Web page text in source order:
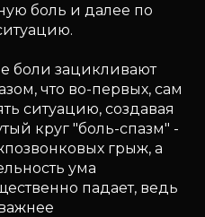
боль и далее по
боли зацикливают
что во-первых, сам
ситуацию, создавая
круг "боль-спазм" -
грыж, а
ума
падает, ведь